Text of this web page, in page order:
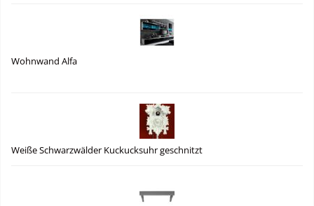
Wohnwand Alfa
Weiße Schwarzwälder Kuckucksuhr geschnitzt